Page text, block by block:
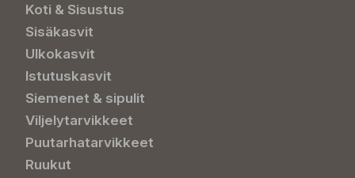
Koti & Sisustus
Sisäkasvit
Ulkokasvit
Istutuskasvit
Siemenet & sipulit
Viljelytarvikkeet
Puutarhatarvikkeet
Ruukut